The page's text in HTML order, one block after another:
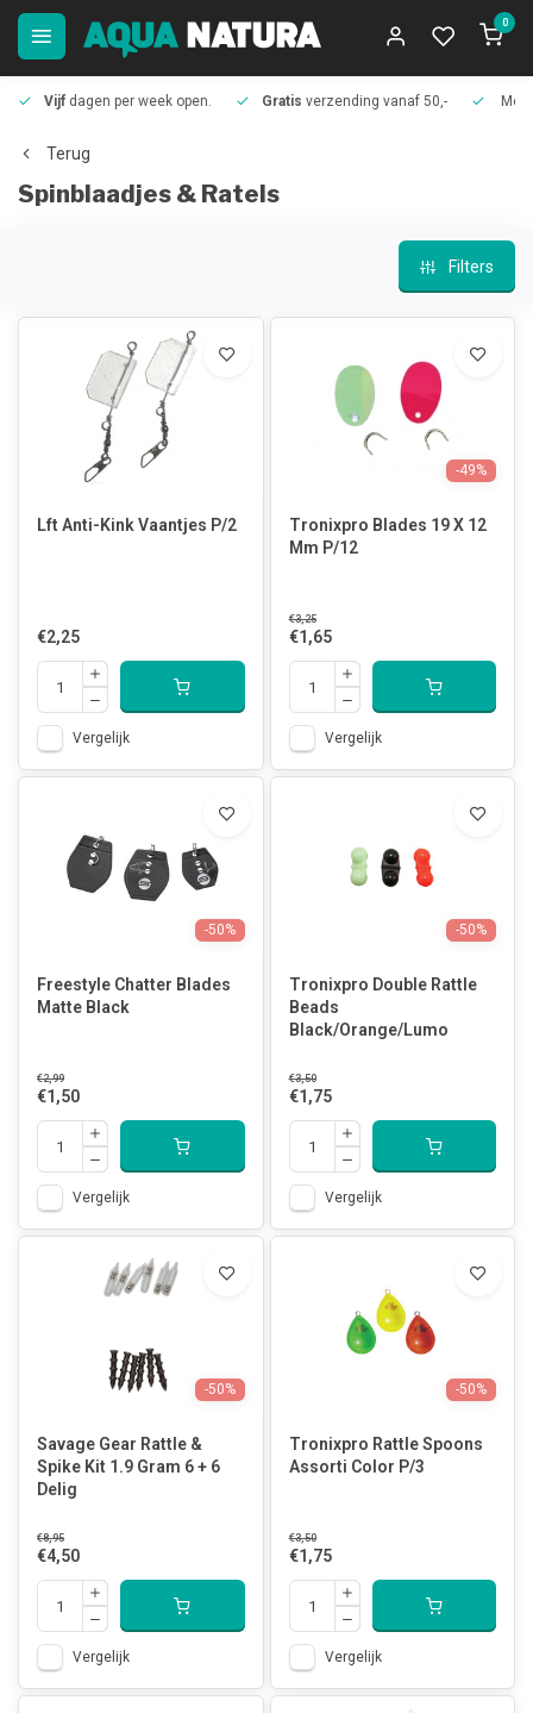
0
Vijf dagen per week open. Gratis verzending vanaf 50,-
Terug
Spinblaadjes & Ratels
Filters
Lft Anti-Kink Vaantjes P/2
€2,25
Vergelijk
-49%
Tronixpro Blades 19 X 12
Mm P/12
€3,25
€1,65
Vergelijk
-50%
Freestyle Chatter Blades
Matte Black
€2,99
€1,50
Vergelijk
-50%
Tronixpro Double Rattle
Beads
Black/Orange/Lumo
€3,50
€1,75
Vergelijk
-50%
Savage Gear Rattle &
Spike Kit 1.9 Gram 6 + 6
Delig
€8,95
€4,50
Vergelijk
-50%
Tronixpro Rattle Spoons
Assorti Color P/3
€3,50
€1,75
Vergelijk